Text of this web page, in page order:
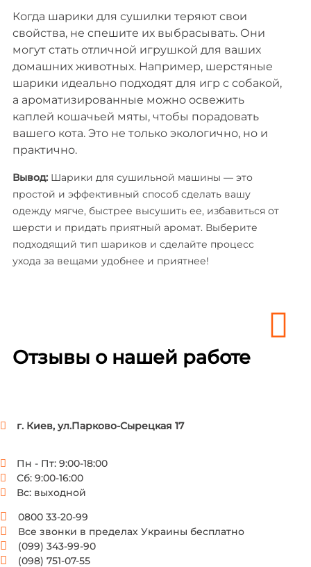
Когда шарики для сушилки теряют свои
свойства, не спешите их выбрасывать. Они
могут стать отличной игрушкой для ваших
домашних животных. Например, шерстяные
шарики идеально подходят для игр с собакой,
а ароматизированные можно освежить
каплей кошачьей мяты, чтобы порадовать
вашего кота. Это не только экологично, но и
практично.
Вывод:Шарики для сушильной машины — это
простой и эффективный способ сделать вашу
одежду мягче, быстрее высушить ее, избавиться от
шерсти и придать приятный аромат. Выберите
подходящий тип шариков и сделайте процесс
ухода за вещами удобнее и приятнее!
Отзывы о нашей работе
г. Киев, ул.Парково-Сырецкая 17
Пн - Пт: 9:00-18:00
Сб: 9:00-16:00
Вс: выходной
0800 33-20-99
Все звонки в пределах Украины бесплатно
(099) 343-99-90
(098) 751-07-55